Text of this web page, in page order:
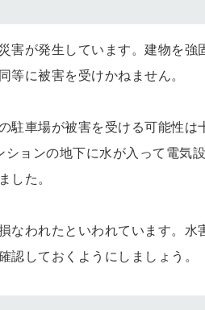
害が発生しています。建物を強
等に被害を受けかねません。
駐車場が被害を受ける可能性は
ョンの地下に水が入って電気
した。
なわれたといわれています。水
認しておくようにしましょう。